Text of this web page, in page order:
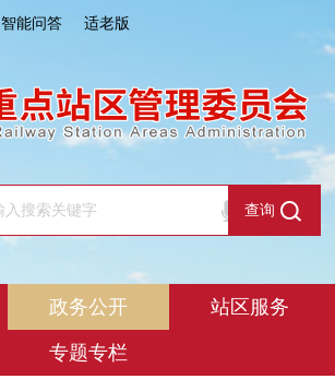
智能问答 适老版
查询
政务公开 站区服务
专题专栏